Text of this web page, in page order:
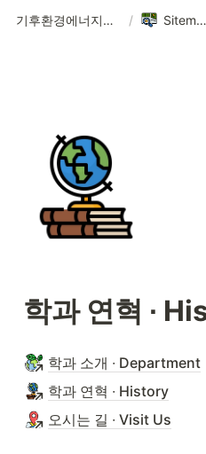
기후환경에너지학과 / Sitemap
학과 연혁 ∙
학과 소개 ∙ Department
학과 연혁 ∙ History
오시는 길 ∙ Visit Us